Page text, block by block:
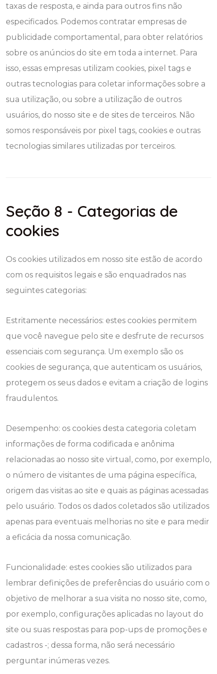
taxas de resposta, e ainda para outros fins não
especificados. Podemos contratar empresas de
publicidade comportamental, para obter relatórios
sobre os anúncios do site em toda a internet. Para
isso, essas empresas utilizam cookies, pixel tags e
outras tecnologias para coletar informações sobre a
sua utilização, ou sobre a utilização de outros
usuários, do nosso site e de sites de terceiros. Não
somos responsáveis por pixel tags, cookies e outras
tecnologias similares utilizadas por terceiros.
Seção 8 - Categorias de
cookies
Os cookies utilizados em nosso site estão de acordo
com os requisitos legais e são enquadrados nas
seguintes categorias:
Estritamente necessários: estes cookies permitem
que você navegue pelo site e desfrute de recursos
essenciais com segurança. Um exemplo são os
cookies de segurança, que autenticam os usuários,
protegem os seus dados e evitam a criação de logins
fraudulentos.
Desempenho: os cookies desta categoria coletam
informações de forma codificada e anônima
relacionadas ao nosso site virtual, como, por exemplo,
o número de visitantes de uma página específica,
origem das visitas ao site e quais as páginas acessadas
pelo usuário. Todos os dados coletados são utilizados
apenas para eventuais melhorias no site e para medir
a eficácia da nossa comunicação.
Funcionalidade: estes cookies são utilizados para
lembrar definições de preferências do usuário com o
objetivo de melhorar a sua visita no nosso site, como,
por exemplo, configurações aplicadas no layout do
site ou suas respostas para pop-ups de promoções e
cadastros -; dessa forma, não será necessário
perguntar inúmeras vezes.